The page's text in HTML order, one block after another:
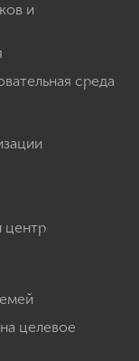
и
среда
центр
целевое